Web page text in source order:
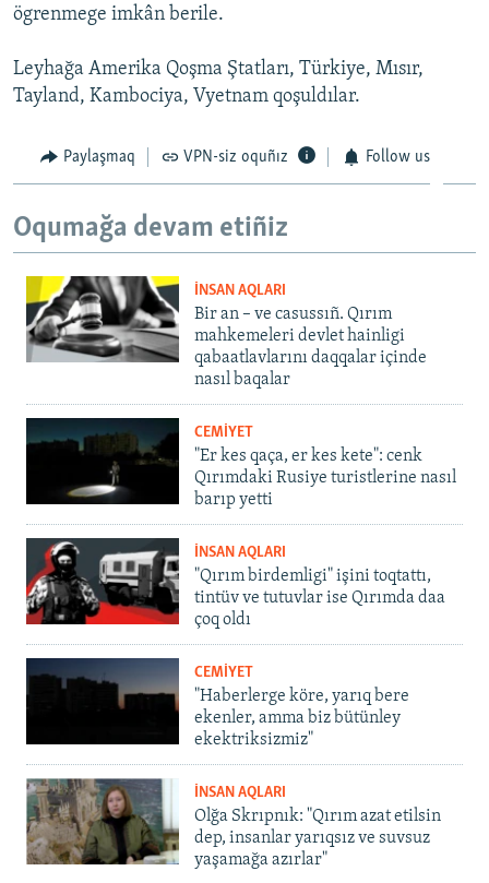
ögrenmege imkân berile.
Leyhağa Amerika Qoşma Ştatları, Türkiye, Mısır,
Tayland, Kambociya, Vyetnam qoşuldılar.
Paylaşmaq VPN-siz oquñız Follow us
Oqumağa devam etiñiz
İNSAN AQLARI
Bir an – ve casussıñ. Qırım
mahkemeleri devlet hainligi
qabaatlavlarını daqqalar içinde
nasıl baqalar
CEMİYET
"Er kes qaça, er kes kete": cenk
Qırımdaki Rusiye turistlerine nasıl
barıp yetti
İNSAN AQLARI
"Qırım birdemligi" işini toqtattı,
tintüv ve tutuvlar ise Qırımda daa
çoq oldı
CEMİYET
"Haberlerge köre, yarıq bere
ekenler, amma biz bütünley
ekektriksizmiz"
İNSAN AQLARI
Olğa Skrıpnık: "Qırım azat etilsin
dep, insanlar yarıqsız ve suvsuz
yaşamağa azırlar"